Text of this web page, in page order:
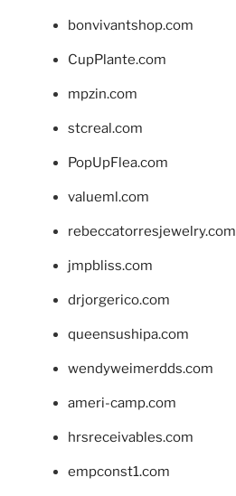
bonvivantshop.com
CupPlante.com
mpzin.com
stcreal.com
PopUpFlea.com
valueml.com
rebeccatorresjewelry.com
jmpbliss.com
drjorgerico.com
queensushipa.com
wendyweimerdds.com
ameri-camp.com
hrsreceivables.com
empconst1.com